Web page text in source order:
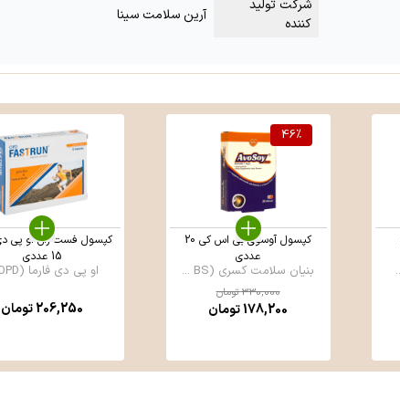
شرکت تولید
کننده
آرین سلامت سینا
46%
کپسول آوسوی بی اس کی 20
عددی
بنیان سلامت کسری (BS ...
330,000تومان
178,200تومان
کپسول فست ران او پی دی
15 عددی
او پی دی فارما (OPD ...
206,250تومان